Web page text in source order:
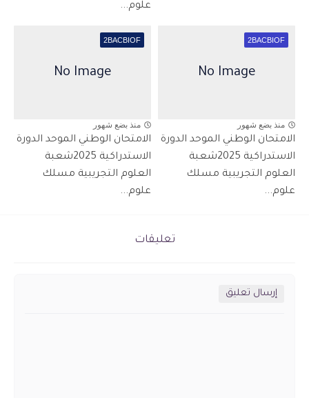
علوم...
2BACBIOF
منذ بضع شهور
الامتحان الوطني الموحد الدورة
الاستدراكية 2025شعبة
العلوم التجريبية مسلك
علوم...
2BACBIOF
منذ بضع شهور
الامتحان الوطني الموحد الدورة
الاستدراكية 2025شعبة
العلوم التجريبية مسلك
علوم...
تعليقات
إرسال تعليق